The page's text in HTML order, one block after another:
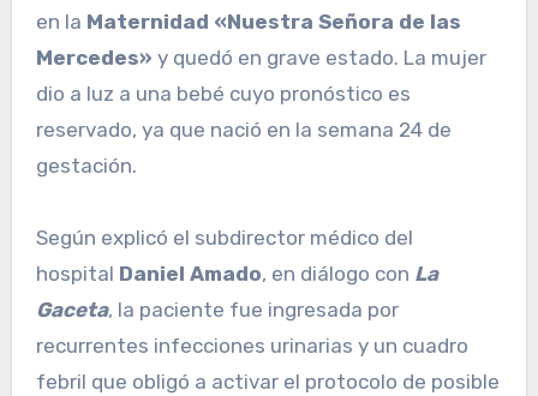
en la Maternidad «Nuestra Señora de las
Mercedes» y quedó en grave estado. La mujer
dio a luz a una bebé cuyo pronóstico es
reservado, ya que nació en la semana 24 de
gestación.
Según explicó el subdirector médico del
hospital Daniel Amado, en diálogo con La
Gaceta, la paciente fue ingresada por
recurrentes infecciones urinarias y un cuadro
febril que obligó a activar el protocolo de posible